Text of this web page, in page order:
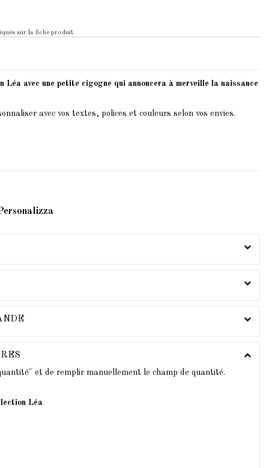
sur la fiche produit
avec une petite cigogne qui annoncera à merveille la naissance
avec vos textes, polices et couleurs selon vos envies.
et de remplir manuellement le champ de quantité.
Léa